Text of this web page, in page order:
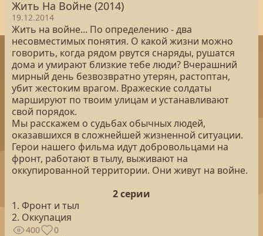
Жить На Войне (2014)
19.12.2014
Жить на войне... По определению - два
несовместимых понятия. О какой жизни можно
говорить, когда рядом рвутся снаряды, рушатся
дома и умирают близкие тебе люди? Вчерашний
мирный день безвозвратно утерян, растоптан,
убит жестоким врагом. Вражеские солдаты
маршируют по твоим улицам и устанавливают
свой порядок.
Мы расскажем о судьбах обычных людей,
оказавшихся в сложнейшей жизненной ситуации.
Герои нашего фильма идут добровольцами на
фронт, работают в тылу, выживают на
оккупированной территории. Они живут на войне.
2 серии
1. Фронт и тыл
2. Оккупация
400 0